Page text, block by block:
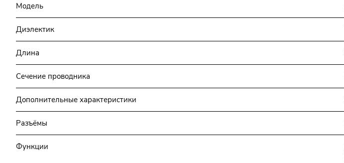
Модель
Диэлектик
Длина
Сечение проводника
Дополнительные характеристики
Разъёмы
Функции